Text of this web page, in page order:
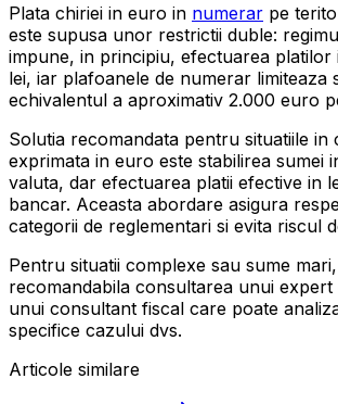
Plata chiriei in euro in numerar pe
este supusa unor restrictii duble:
impune, in principiu, efectuarea platilor
lei, iar plafoanele de numerar limiteaza
echivalentul a aproximativ 2.000 euro
Solutia recomandata pentru situatiile in
exprimata in euro este stabilirea sumei
valuta, dar efectuarea platii efective in
bancar. Aceasta abordare asigura
categorii de reglementari si evita riscul
Pentru situatii complexe sau sume
recomandabila consultarea unui
unui consultant fiscal care poate
specifice cazului dvs.
Articole similare